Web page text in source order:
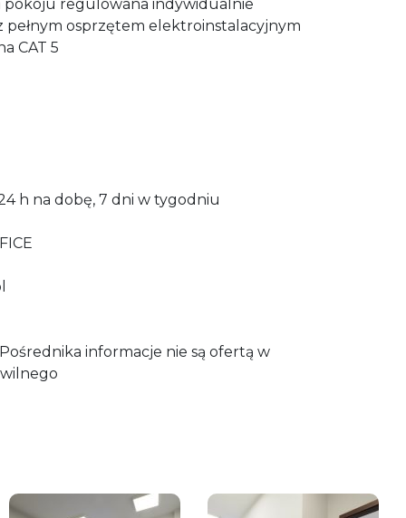
pokoju regulowana indywidualnie
pełnym osprzętem elektroinstalacyjnym
CAT 5
h na dobę, 7 dni w tygodniu
informacje nie są ofertą w